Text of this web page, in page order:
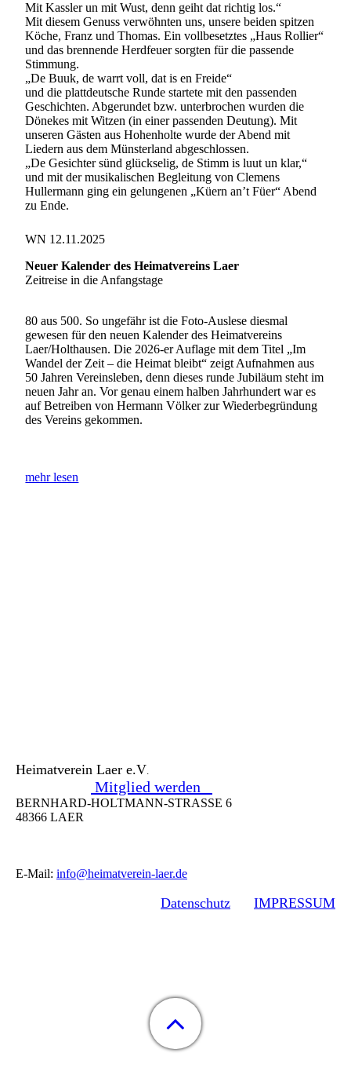
Mit Kassler un mit Wust, denn geiht dat richtig los.“
Mit diesem Genuss verwöhnten uns, unsere beiden spitzen
Köche, Franz und Thomas. Ein vollbesetztes „Haus Rollier“
und das brennende Herdfeuer sorgten für die passende
Stimmung.
„De Buuk, de warrt voll, dat is en Freide“
und die plattdeutsche Runde startete mit den passenden
Geschichten. Abgerundet bzw. unterbrochen wurden die
Dönekes mit Witzen (in einer passenden Deutung). Mit
unseren Gästen aus Hohenholte wurde der Abend mit
Liedern aus dem Münsterland abgeschlossen.
„De Gesichter sünd glückselig, de Stimm is luut un klar,“
und mit der musikalischen Begleitung von Clemens
Hullermann ging ein gelungenen „Küern an’t Füer“ Abend
zu Ende.
WN 12.11.2025
Neuer Kalender des Heimatvereins Laer
Zeitreise in die Anfangstage
80 aus 500. So ungefähr ist die Foto-Auslese diesmal
gewesen für den neuen Kalender des Heimatvereins
Laer/Holthausen. Die 2026-er Auflage mit dem Titel „Im
Wandel der Zeit – die Heimat bleibt“ zeigt Aufnahmen aus
50 Jahren Vereinsleben, denn dieses runde Jubiläum steht im
neuen Jahr an. Vor genau einem halben Jahrhundert war es
auf Betreiben von Hermann Völker zur Wiederbegründung
des Vereins gekommen.
mehr lesen
Heimatverein Laer e.V
Mitglied werden
BERNHARD-HOLTMANN-STRASSE 6
48366 LAER
E-Mail: info@heimatverein-laer.de
Datenschutz IMPRESSUM